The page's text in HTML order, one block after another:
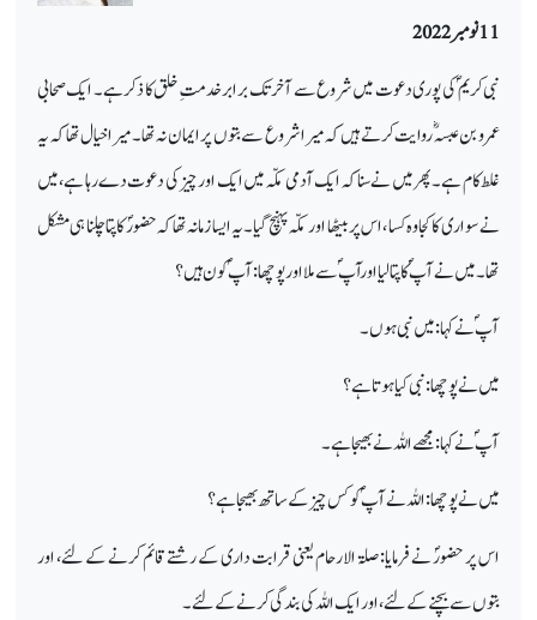
11 نومبر 2022
نبی کریم ؐ کی پوری دعوت میں شروع سے آخر تک برابر خدمت ِ خلق کا ذکر ہے۔ ایک صحابی
عمرو بن عبسہؓ روایت کرتے ہیں کہ میرا شروع سے بتوں پر ایمان نہ تھا۔ میراخیال تھاکہ یہ
غلط کام ہے۔ پھر میں نے سنا کہ ایک آدمی مکّہ میں ایک اور چیز کی دعوت دے رہا ہے، میں
نے سواری کا کجاوہ کسا ، اس پر بیٹھا اور مکّہ پہنچ گیا۔ یہ ایسا زمانہ تھا کہ حضورؐ کا پتا چلنا ہی مشکل
تھا۔میں نے آپ ؐ کا پتا لیا اورآپ ؐ سے ملا اور پوچھا: آپ ؐ کون ہیں؟
آپ ؐ نے کہا: میں نبی ہوں۔
میں نے پوچھا: نبی کیا ہوتا ہے؟
آپ ؐ نے کہا: مجھے اللہ نے بھیجا ہے۔
میں نے پوچھا: اللہ نے آپ ؐ کو کس چیز کے ساتھ بھیجا ہے؟
اس پر حضورؐ نے فرمایا: صلۃ الارحام یعنی قرابت داری کے رشتے قائم کرنے کے لئے، اور
بتوں سے بچنے کے لئے، اور ایک اللہ کی بندگی کرنے کے لئے۔